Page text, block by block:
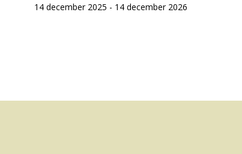
14 december 2025 - 14 december 2026